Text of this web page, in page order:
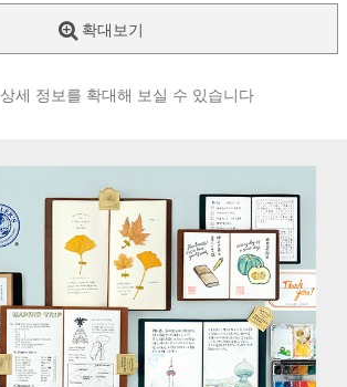
확대보기
상세 정보를 확대해 보실 수 있습니다